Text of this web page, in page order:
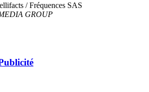
/ Fréquences SAS
GROUP